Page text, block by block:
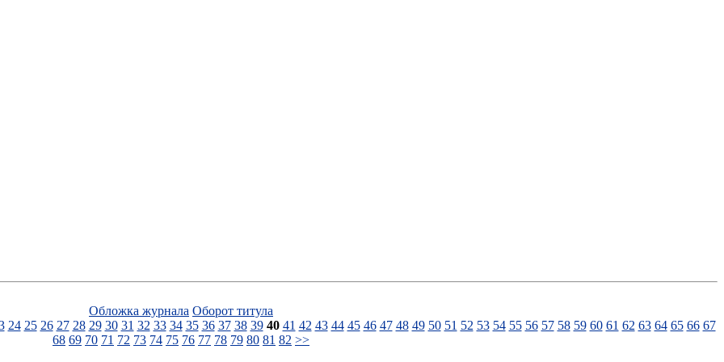
Обложка журнала Оборот титула
24 25 26 27 28 29 30 31 32 33 34 35 36 37 38 39 40 41 42 43 44 45 46 47 48 49 50 51 52 53 54 55 56 57 58 59 60 61 62 63 64 65 66 67
68 69 70 71 72 73 74 75 76 77 78 79 80 81 82 >>